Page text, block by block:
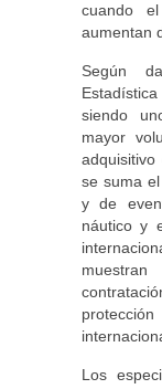
cuando
aumentan
Según
siendo
mayor
se suma
y de
náutico y
Los